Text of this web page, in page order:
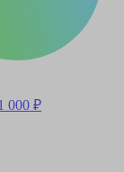
000 ₽